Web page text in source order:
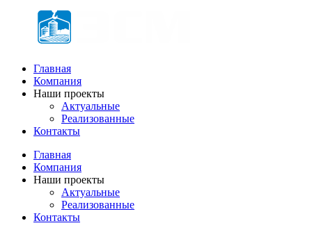
Главная
Компания
Наши проекты
Актуальные
Реализованные
Контакты
Главная
Компания
Наши проекты
Актуальные
Реализованные
Контакты